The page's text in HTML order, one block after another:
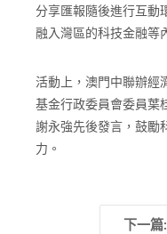
分享匯報隨後進行互動
融入灣區的科技金融等
活動上，澳門中聯辦經
基金行政委員會委員葉
謝永強先後發言，鼓勵
力。
下一篇